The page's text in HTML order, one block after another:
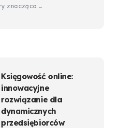
znacząco …
Księgowość online:
innowacyjne
rozwiązanie dla
dynamicznych
przedsiębiorców